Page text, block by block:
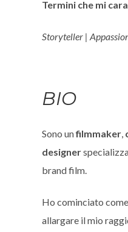
Termini che mi
Storyteller |
BIO
Sono unfilmmaker,
designer
brand film.
Ho cominciato
allargare il mio